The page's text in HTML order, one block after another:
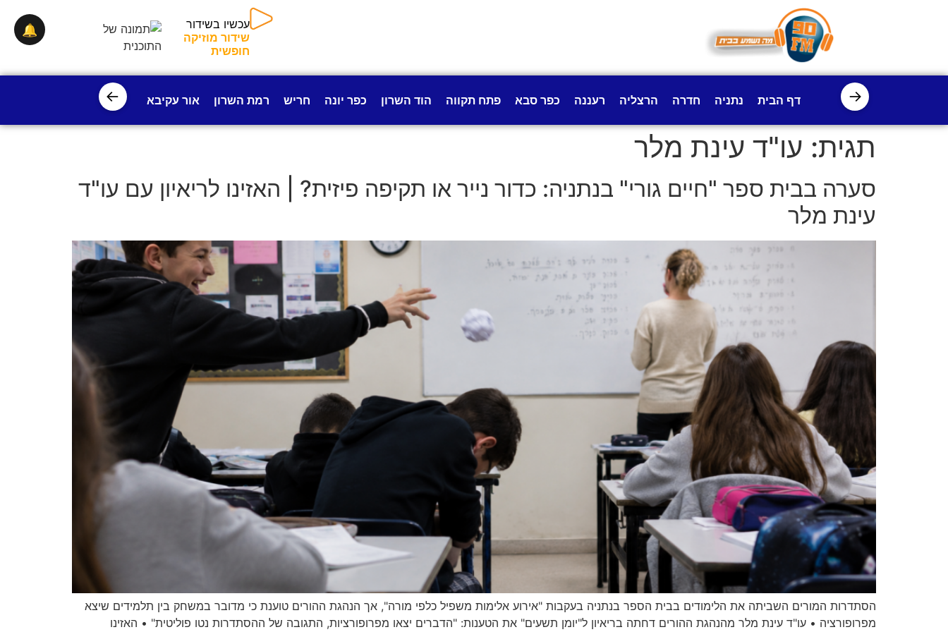
עכשיו בשידור
שידור מוזיקה
חופשית
→ דף הבית נתניה חדרה הרצליה רעננה כפר סבא פתח תקווה הוד השרון כפר יונה חריש רמת השרון אור עקיבא פרדס חנה
←
תגית: עו"ד עינת מלר
סערה בבית ספר "חיים גורי" בנתניה: כדור נייר או תקיפה פיזית? | האזינו לריאיון עם עו"ד
עינת מלר
הסתדרות המורים השביתה את הלימודים בבית הספר בנתניה בעקבות "אירוע אלימות משפיל כלפי מורה", אך הנהגת ההורים טוענת כי מדובר במשחק בין תלמידים שיצא
מפרופורציה • עו"ד עינת מלר מהנהגת ההורים דחתה בריאיון ל"יומן תשעים" את הטענות: "הדברים יצאו מפרופורציות, התגובה של ההסתדרות נטו פוליטית" • האזינו
🔔